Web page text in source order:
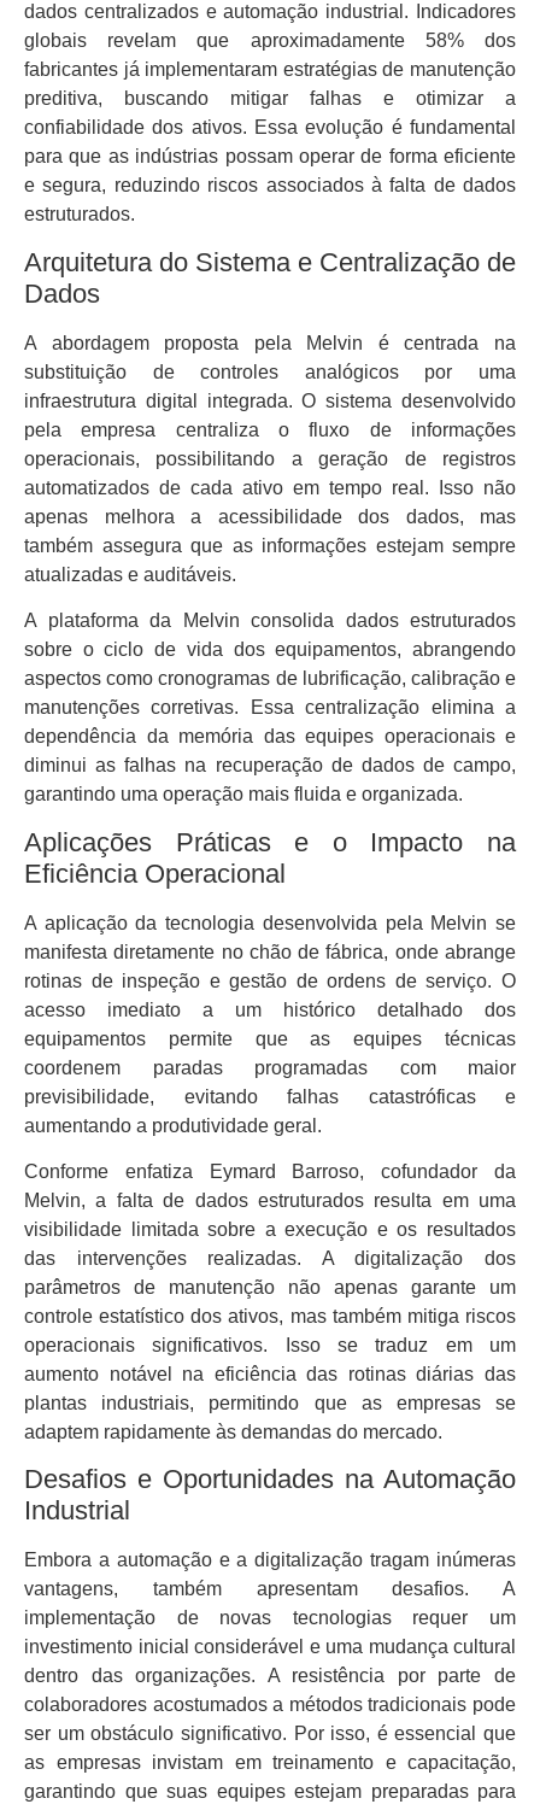
dados centralizados e automação industrial. Indicadores
globais revelam que aproximadamente 58% dos
fabricantes já implementaram estratégias de manutenção
preditiva, buscando mitigar falhas e otimizar a
confiabilidade dos ativos. Essa evolução é fundamental
para que as indústrias possam operar de forma eficiente
e segura, reduzindo riscos associados à falta de dados
estruturados.
Arquitetura do Sistema e Centralização de
Dados
A abordagem proposta pela Melvin é centrada na
substituição de controles analógicos por uma
infraestrutura digital integrada. O sistema desenvolvido
pela empresa centraliza o fluxo de informações
operacionais, possibilitando a geração de registros
automatizados de cada ativo em tempo real. Isso não
apenas melhora a acessibilidade dos dados, mas
também assegura que as informações estejam sempre
atualizadas e auditáveis.
A plataforma da Melvin consolida dados estruturados
sobre o ciclo de vida dos equipamentos, abrangendo
aspectos como cronogramas de lubrificação, calibração e
manutenções corretivas. Essa centralização elimina a
dependência da memória das equipes operacionais e
diminui as falhas na recuperação de dados de campo,
garantindo uma operação mais fluida e organizada.
Aplicações Práticas e o Impacto na
Eficiência Operacional
A aplicação da tecnologia desenvolvida pela Melvin se
manifesta diretamente no chão de fábrica, onde abrange
rotinas de inspeção e gestão de ordens de serviço. O
acesso imediato a um histórico detalhado dos
equipamentos permite que as equipes técnicas
coordenem paradas programadas com maior
previsibilidade, evitando falhas catastróficas e
aumentando a produtividade geral.
Conforme enfatiza Eymard Barroso, cofundador da
Melvin, a falta de dados estruturados resulta em uma
visibilidade limitada sobre a execução e os resultados
das intervenções realizadas. A digitalização dos
parâmetros de manutenção não apenas garante um
controle estatístico dos ativos, mas também mitiga riscos
operacionais significativos. Isso se traduz em um
aumento notável na eficiência das rotinas diárias das
plantas industriais, permitindo que as empresas se
adaptem rapidamente às demandas do mercado.
Desafios e Oportunidades na Automação
Industrial
Embora a automação e a digitalização tragam inúmeras
vantagens, também apresentam desafios. A
implementação de novas tecnologias requer um
investimento inicial considerável e uma mudança cultural
dentro das organizações. A resistência por parte de
colaboradores acostumados a métodos tradicionais pode
ser um obstáculo significativo. Por isso, é essencial que
as empresas invistam em treinamento e capacitação,
garantindo que suas equipes estejam preparadas para